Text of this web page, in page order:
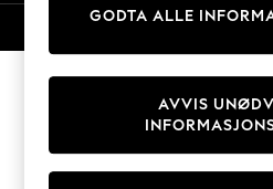
Coats & Jackets
Sweatshirts & Hoodies
Knitwear
Cardigans
Dresses
Sets & Outfits
GODTA ALLE
AVVIS